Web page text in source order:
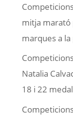
mitja marató
marques a la
Natalia
18 i 22